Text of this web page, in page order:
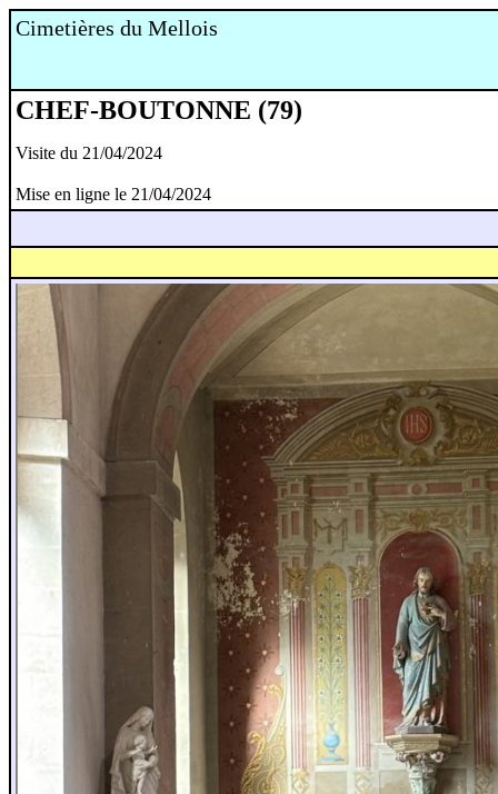
Cimetières du Mellois
CHEF-BOUTONNE (79)
Visite du 21/04/2024
Mise en ligne le 21/04/2024